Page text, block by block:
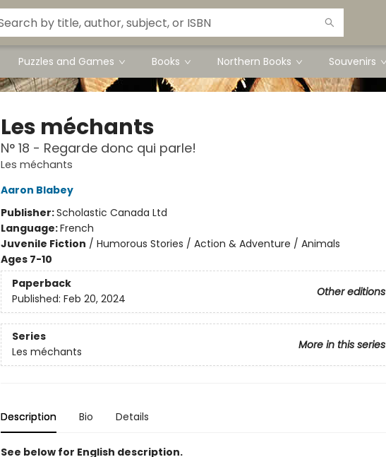
Puzzles and Games Books Northern Books Souvenirs
Les méchants
N° 18 - Regarde donc qui parle!
Les méchants
Aaron Blabey
Publisher:Scholastic Canada Ltd
Language:French
Juvenile Fiction / Humorous Stories / Action & Adventure / Animals
Ages 7-10
Paperback
Other editions
Published: Feb 20, 2024
Series
More in this series
Les méchants
Description Bio Details
See below for English description.